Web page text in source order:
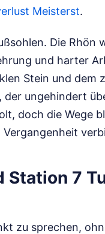
Meisterst.
Die Rhön
und harter
Stein und dem
ungehindert
doch die Wege
Station 7
zu sprechen,